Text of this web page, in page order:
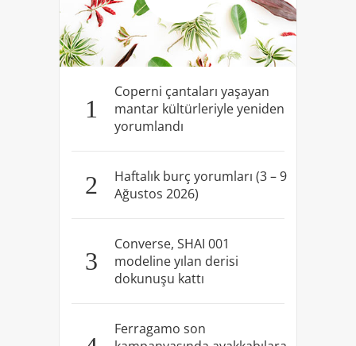
1
Coperni çantaları yaşayan
mantar kültürleriyle yeniden
yorumlandı
2
Haftalık burç yorumları (3 – 9
Ağustos 2026)
3
Converse, SHAI 001
modeline yılan derisi
dokunuşu kattı
Ferragamo son